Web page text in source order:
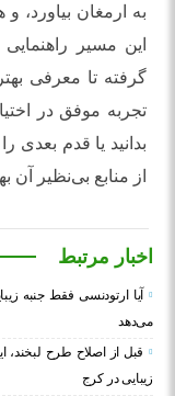
به ارمغان بیاورد،
این مسیر
گرفته تا معرفی
تجربه موفق در
بدانید یا قدم بعدی
از منابع بی‌نظیر آن
اخبار مرتبط
آیا ارتودنسی فقط جنبه
می‌دهد
زیبایی در کرج